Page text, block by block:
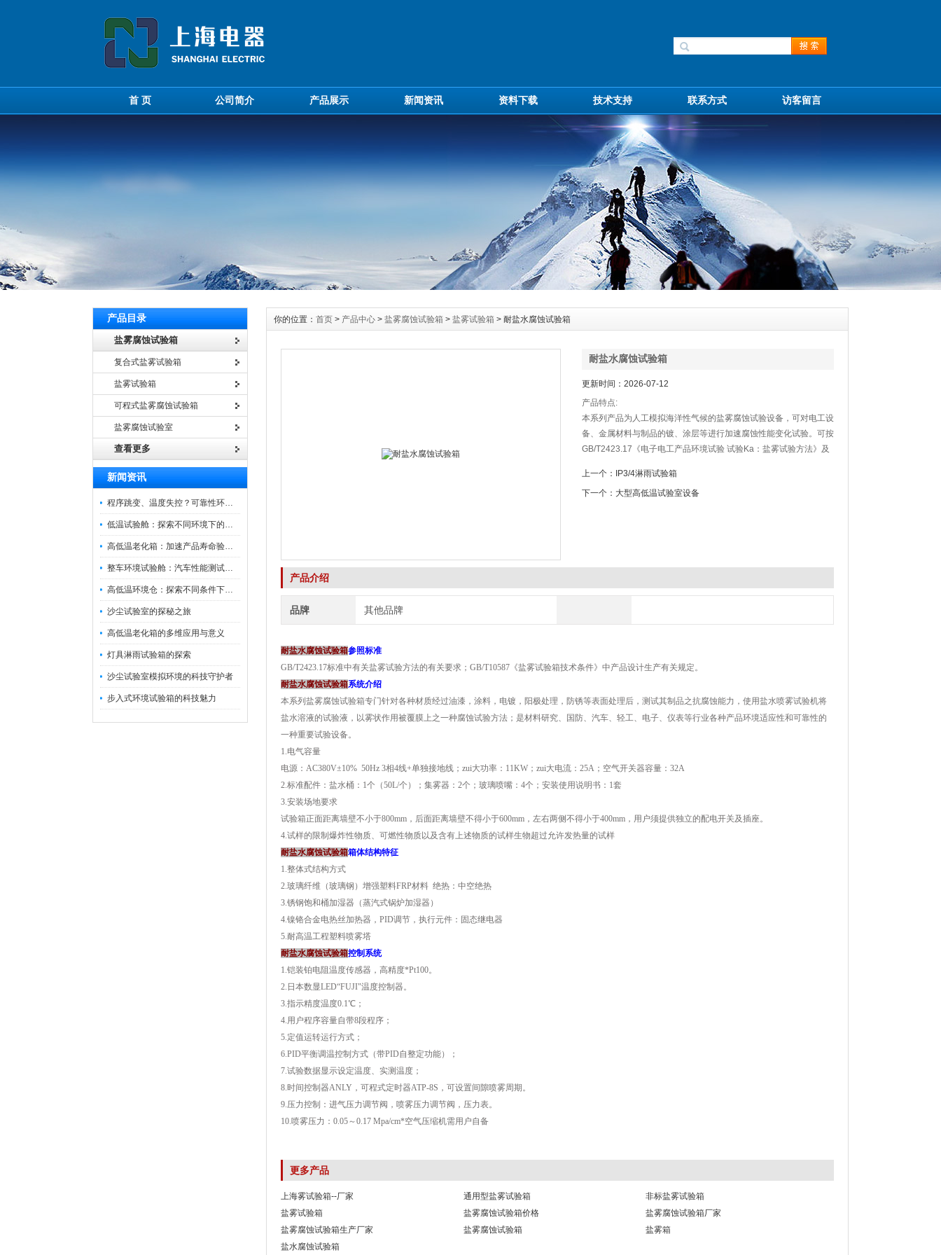
首 页 公司简介 产品展示 新闻资讯 资料下载 技术支持 联系方式 访客留言
产品目录
盐雾腐蚀试验箱
复合式盐雾试验箱
盐雾试验箱
可程式盐雾腐蚀试验箱
盐雾腐蚀试验室
查看更多
新闻资讯
程序跳变、温度失控？可靠性环境试验箱控制系统故障处理
低温试验舱：探索不同环境下的科技边界
高低温老化箱：加速产品寿命验证的可靠伙伴
整车环境试验舱：汽车性能测试的设备
高低温环境仓：探索不同条件下的科学奥秘
沙尘试验室的探秘之旅
高低温老化箱的多维应用与意义
灯具淋雨试验箱的探索
沙尘试验室模拟环境的科技守护者
步入式环境试验箱的科技魅力
你的位置： 首页 > 产品中心 > 盐雾腐蚀试验箱 > 盐雾试验箱 > 耐盐水腐蚀试验箱
耐盐水腐蚀试验箱
更新时间：2026-07-12
产品特点:
本系列产品为人工模拟海洋性气候的盐雾腐蚀试验设备，可对电工设
备、金属材料与制品的镀、涂层等进行加速腐蚀性能变化试验。可按
GB/T2423.17《电子电工产品环境试验 试验Ka：盐雾试验方法》及
雾》和ISO9227《人工模拟气候腐蚀试验-盐雾试验》等标准进行相
关的盐雾试验，同时也可做醋酸盐雾试验
上一个：
IP3/4淋雨试验箱
下一个： 大型高低温试验室设备
产品介绍
品牌 其他品牌
耐盐水腐蚀试验箱参照标准
GB/T2423.17标准中有关盐雾试验方法的有关要求；GB/T10587《盐雾试验箱技术条件》中产品设计生产有关规定。
耐盐水腐蚀试验箱系统介绍
本系列盐雾腐蚀试验箱专门针对各种材质经过油漆，涂料，电镀，阳极处理，防锈等表面处理后，测试其制品之抗腐蚀能力，使用盐水喷雾试验机将
盐水溶液的试验液，以雾状作用被覆膜上之一种腐蚀试验方法；是材料研究、国防、汽车、轻工、电子、仪表等行业各种产品环境适应性和可靠性的
一种重要试验设备。
1.电气容量
电源：AC380V±10% 50Hz 3相4线+单独接地线；zui大功率：11KW；zui大电流：25A；空气开关器容量：32A
2.标准配件：盐水桶：1个（50L/个）；集雾器：2个；玻璃喷嘴：4个；安装使用说明书：1套
3.安装场地要求
试验箱正面距离墙壁不小于800mm，后面距离墙壁不得小于600mm，左右两侧不得小于400mm，用户须提供独立的配电开关及插座。
4.试样的限制爆炸性物质、可燃性物质以及含有上述物质的试样生物超过允许发热量的试样
耐盐水腐蚀试验箱箱体结构特征
1.整体式结构方式
2.玻璃纤维（玻璃钢）增强塑料FRP材料 绝热：中空绝热
3.锈钢饱和桶加湿器（蒸汽式锅炉加湿器）
4.镍铬合金电热丝加热器，PID调节，执行元件：固态继电器
5.耐高温工程塑料喷雾塔
耐盐水腐蚀试验箱控制系统
1.铠装铂电阻温度传感器，高精度*Pt100。
2.日本数显LED“FUJI"温度控制器。
3.指示精度温度0.1℃；
4.用户程序容量自带8段程序；
5.定值运转运行方式；
6.PID平衡调温控制方式（带PID自整定功能）；
7.试验数据显示设定温度、实测温度；
8.时间控制器ANLY，可程式定时器ATP-8S，可设置间隙喷雾周期。
9.压力控制：进气压力调节阀，喷雾压力调节阀，压力表。
10.喷雾压力：0.05～0.17 Mpa/cm*空气压缩机需用户自备
更多产品
上海雾试验箱--厂家 通用型盐雾试验箱
非标盐雾试验箱
盐雾试验箱
盐雾腐蚀试验箱价格
盐雾腐蚀试验箱厂家
盐雾腐蚀试验箱生产厂家
盐雾腐蚀试验箱
盐雾箱
盐水腐蚀试验箱